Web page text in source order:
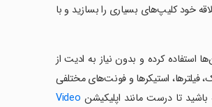
خود کلیپ‌های بسیاری را بسازید و با
کرده و بدون نیاز به ادیت از
فیلترها، استیکرها و فونت‌های مختلفی
تا درست مانند اپلیکیشن Video